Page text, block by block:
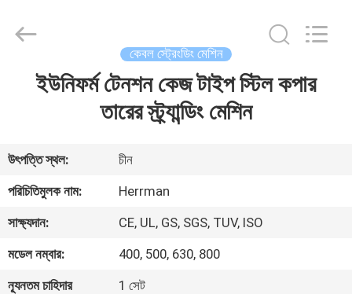
আমাদের
সম্পর্কে
কারখানা
Rights
Reserved.
কেবল স্ট্রেংডিং মেশিন
ইউনিফর্ম টেনশন কেজ টাইপ স্টিল কপার
তারের স্ট্র্যান্ডিং মেশিন
উৎপত্তি স্থল:
চীন
পরিচিতিমুলক নাম:
Herrman
সাক্ষ্যদান:
CE, UL, GS, SGS, TUV, ISO
মডেল নম্বার:
400, 500, 630, 800
ন্যূনতম চাহিদার
1 সেট